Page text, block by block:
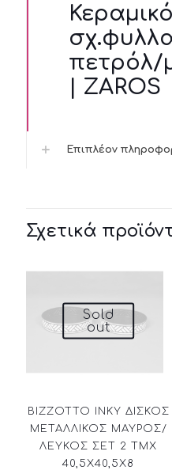
πετρόλ/
| ZAROS
Επιπλέον
Σχετικά
Sold
out
BIZZOTTO INKY ΔΙΣΚΟΣ
ΜΕΤΑΛΛΙΚΟΣ ΜΑΥΡΟΣ/
ΛΕΥΚΟΣ ΣΕΤ 2 ΤΜΧ
40,5X40,5X8